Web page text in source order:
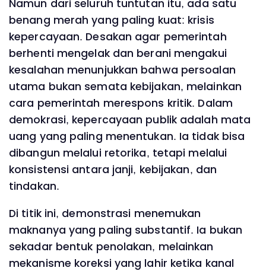
Namun dari seluruh tuntutan itu, ada satu
benang merah yang paling kuat: krisis
kepercayaan. Desakan agar pemerintah
berhenti mengelak dan berani mengakui
kesalahan menunjukkan bahwa persoalan
utama bukan semata kebijakan, melainkan
cara pemerintah merespons kritik. Dalam
demokrasi, kepercayaan publik adalah mata
uang yang paling menentukan. Ia tidak bisa
dibangun melalui retorika, tetapi melalui
konsistensi antara janji, kebijakan, dan
tindakan.
Di titik ini, demonstrasi menemukan
maknanya yang paling substantif. Ia bukan
sekadar bentuk penolakan, melainkan
mekanisme koreksi yang lahir ketika kanal